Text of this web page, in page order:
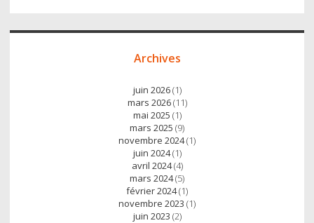
Archives
juin 2026(1)
mars 2026(11)
mai 2025 (1)
mars 2025 (9)
novembre 2024(1)
juin 2024(1)
avril 2024(4)
mars 2024(5)
février 2024(1)
novembre 2023 (1)
juin 2023 (2)